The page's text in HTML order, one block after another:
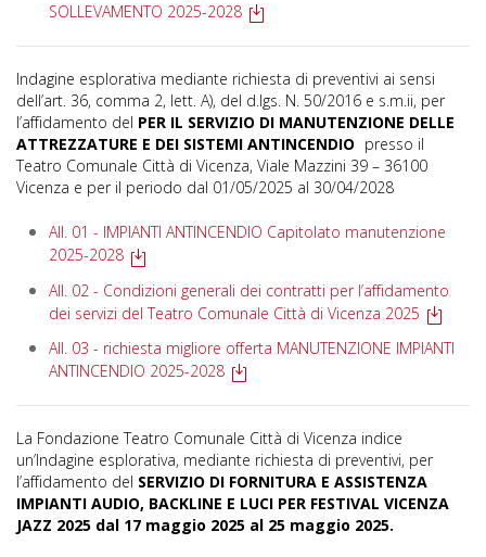
SOLLEVAMENTO 2025-2028
Indagine esplorativa mediante richiesta di preventivi ai sensi
dell’art. 36, comma 2, lett. A), del d.lgs. N. 50/2016 e s.m.ii, per
l’affidamento del PER IL SERVIZIO DI MANUTENZIONE DELLE
ATTREZZATURE E DEI SISTEMI ANTINCENDIO presso il
Teatro Comunale Città di Vicenza, Viale Mazzini 39 – 36100
Vicenza e per il periodo dal 01/05/2025 al 30/04/2028
All. 01 - IMPIANTI ANTINCENDIO Capitolato manutenzione
2025-2028
All. 02 - Condizioni generali dei contratti per l’affidamento
dei servizi del Teatro Comunale Città di Vicenza 2025
All. 03 - richiesta migliore offerta MANUTENZIONE IMPIANTI
ANTINCENDIO 2025-2028
La Fondazione Teatro Comunale Città di Vicenza indice
un’Indagine esplorativa, mediante richiesta di preventivi, per
l’affidamento del SERVIZIO DI FORNITURA E ASSISTENZA
IMPIANTI AUDIO, BACKLINE E LUCI PER FESTIVAL VICENZA
JAZZ 2025 dal 17 maggio 2025 al 25 maggio 2025.